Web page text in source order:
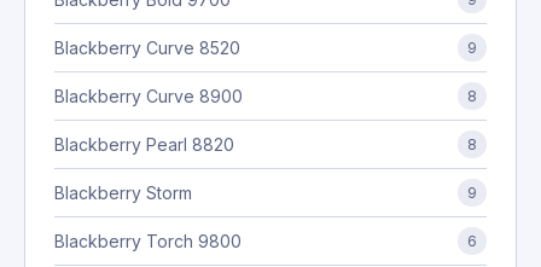
Blackberry Curve 8520 9
Blackberry Curve 8900 8
Blackberry Pearl 8820 8
Blackberry Storm 9
Blackberry Torch 9800 6